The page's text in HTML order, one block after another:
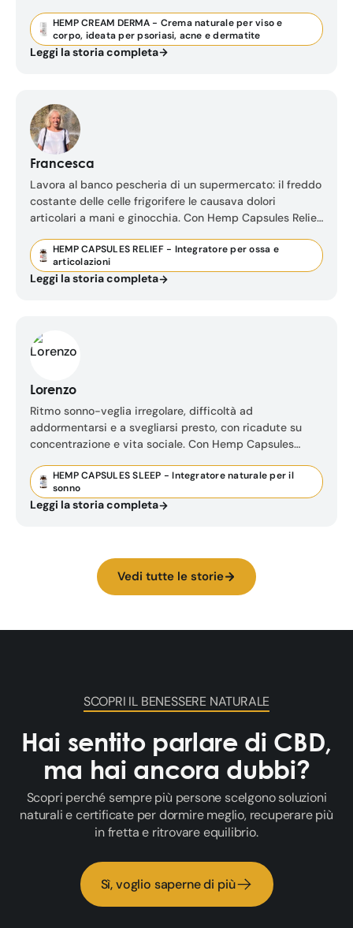
HEMP CREAM DERMA - Crema naturale per viso e
corpo, ideata per psoriasi, acne e dermatite
Leggi la storia completa
Francesca
Lavora al banco pescheria di un supermercato: il freddo
costante delle celle frigorifere le causava dolori
articolari a mani e ginocchia. Con Hemp Capsules Relief
antidolorifici tradizionali.
HEMP CAPSULES RELIEF - Integratore per ossa e
articolazioni
Leggi la storia completa
Lorenzo
Ritmo sonno-veglia irregolare, difficoltà ad
addormentarsi e a svegliarsi presto, con ricadute su
concentrazione e vita sociale. Con Hemp Capsules
HEMP CAPSULES SLEEP - Integratore naturale per il
sonno
Leggi la storia completa
Vedi tutte le storie
SCOPRI IL BENESSERE NATURALE
Hai sentito parlare di CBD,
ma hai ancora dubbi?
Scopri perché sempre più persone scelgono soluzioni
naturali e certificate per dormire meglio, recuperare più
in fretta e ritrovare equilibrio.
Sì, voglio saperne di più